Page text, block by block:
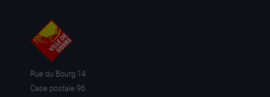
Rue du Bourg 14
Case postale 96